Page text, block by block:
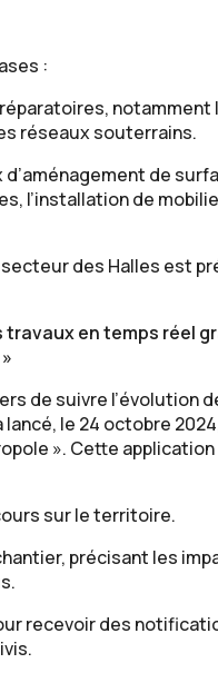
:
notamment
réseaux souterrains.
de
l’installation de
des Halles est
en temps réel
de suivre l’évolution
le 24 octobre
». Cette
sur le territoire.
précisant les
recevoir des